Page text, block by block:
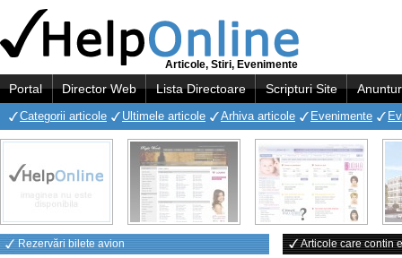
Articole, Stiri, Evenimente
Portal Director Web Lista Directoare Scripturi Site
Categorii articole Ultimele articole Arhiva articole Evenimente
Rezervări bilete avion
Articole care contin